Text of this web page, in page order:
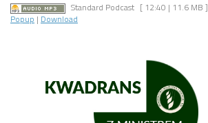
Standard Podcast [ 12:40 | 11.6 MB ]
Popup | Download